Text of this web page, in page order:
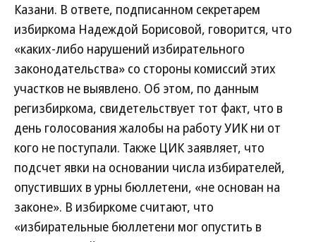
Казани. В ответе, подписанном секретарем
избиркома Надеждой Борисовой, говорится, что
«каких-либо нарушений избирательного
законодательства» со стороны комиссий этих
участков не выявлено. Об этом, по данным
регизбиркома, свидетельствует тот факт, что в
день голосования жалобы на работу УИК ни от
кого не поступали. Также ЦИК заявляет, что
подсчет явки на основании числа избирателей,
опустивших в урны бюллетени, «не основан на
законе». В избиркоме считают, что
«избирательные бюллетени мог опустить в